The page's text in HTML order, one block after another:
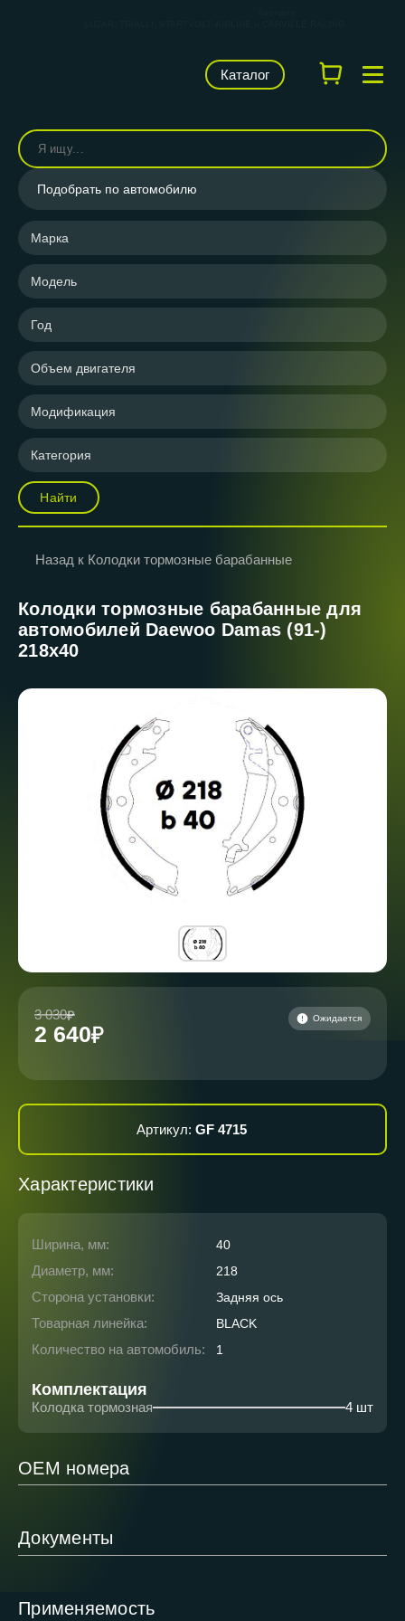
Каталог
Подобрать по автомобилю
Марка
Модель
Год
Объем двигателя
Модификация
Категория
Найти
Назад к Колодки тормозные барабанные
Колодки тормозные барабанные для
автомобилей Daewoo Damas (91-)
218x40
3 030
2 640
Ожидается
Артикул: GF 4715
Характеристики
Ширина, мм: 40
Диаметр, мм: 218
Сторона установки: Задняя ось
Товарная линейка: BLACK
Количество на автомобиль: 1
Комплектация
Колодка тормозная 4 шт
ОЕМ номера
Документы
Применяемость